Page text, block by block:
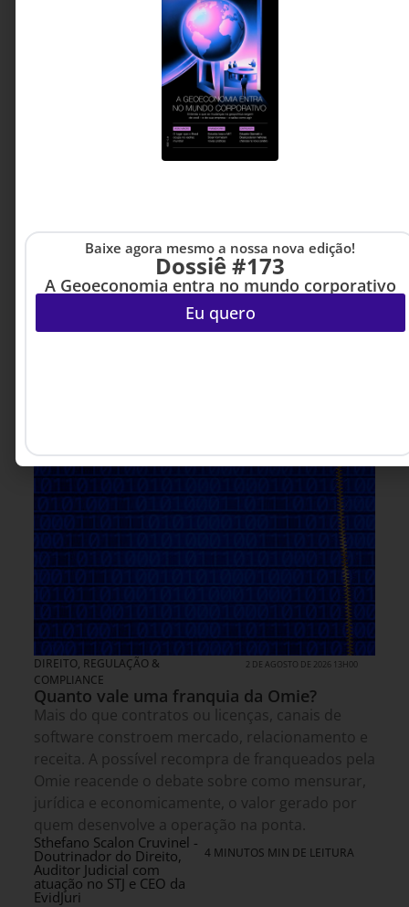
A confiança é a nova infraestrutura da
Por que relações saudáveis deixaram de ser
apenas uma questão de clima organizacional
para se tornarem um fator estratégico de
competitividade? O artigo mostra como a
confiança entre pessoas e áreas influencia
diretamente a velocidade de execução dos
DIREITO, REGULAÇÃO &
COMPLIANCE
2 DE AGOSTO DE 2026 13H00
Quanto vale uma franquia da Omie?
Mais do que contratos ou licenças, canais de
software constroem mercado, relacionamento e
receita. A possível recompra de franqueados pela
Omie reacende o debate sobre como mensurar,
jurídica e economicamente, o valor gerado por
quem desenvolve a operação na ponta.
Sthefano Scalon Cruvinel -
Doutrinador do Direito,
Auditor Judicial com
atuação no STJ e CEO da
EvidJuri
4 MINUTOS MIN DE LEITURA
Baixe agora mesmo a nossa nova edição!
Dossiê #173
A Geoeconomia entra no mundo corporativo
Eu quero